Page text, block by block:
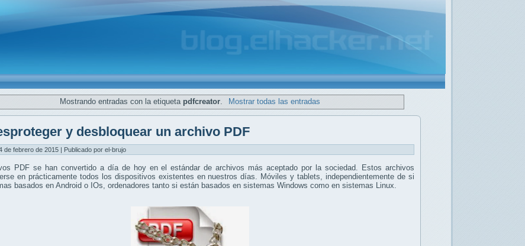
Mostrando entradas con la etiqueta pdfcreator Mostrar todas las entradas
y desbloquear un archivo PDF
de febrero de 2015 | Publicado por el-brujo
PDF se han convertido a día de hoy en el estándar de archivos más aceptado por la sociedad. Estos archivos
en prácticamente todos los dispositivos existentes en nuestros días. Móviles y tablets, independientemente de si
basados en Android o IOs, ordenadores tanto si están basados en sistemas Windows como en sistemas Linux.